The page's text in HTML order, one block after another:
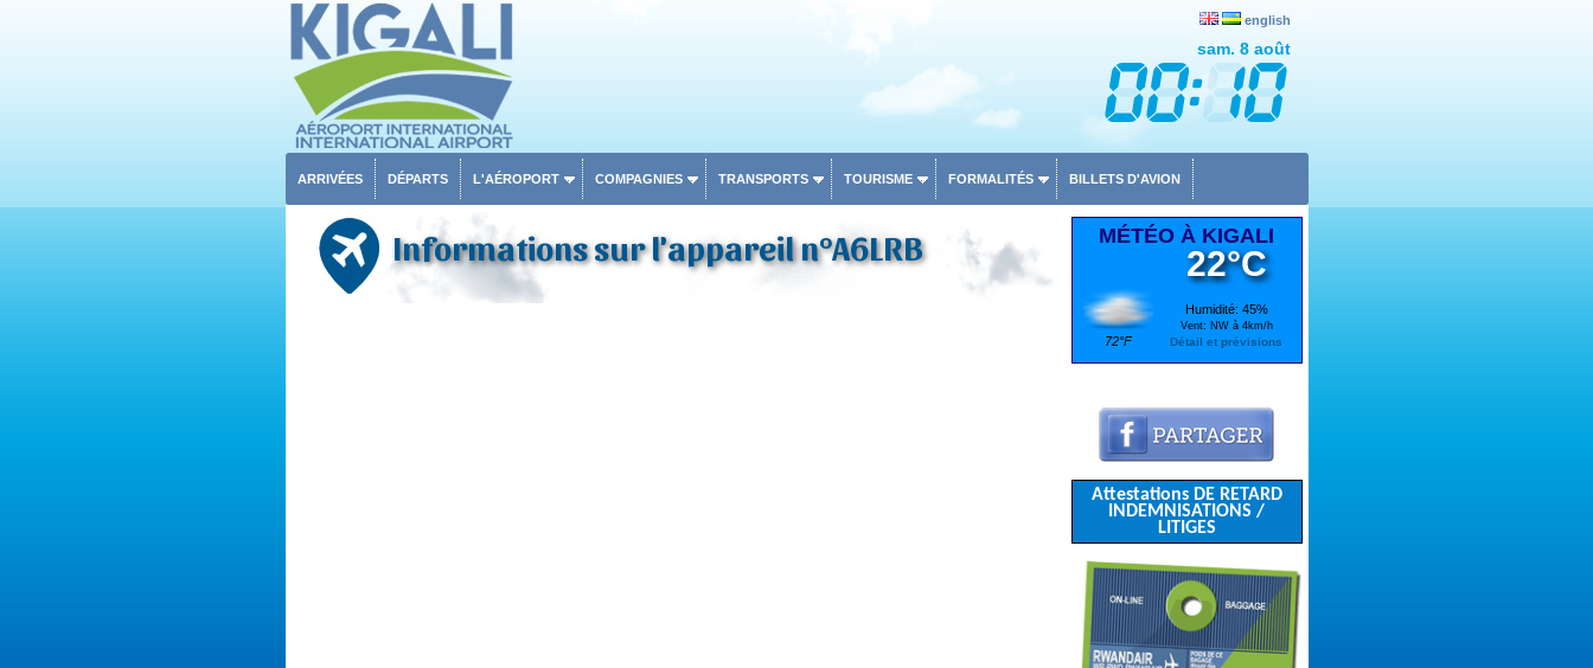
english
sam. 8 août
ARRIVÉES DÉPARTS L'AÉROPORT COMPAGNIES TRANSPORTS TOURISME FORMALITÉS BILLETS D'AVION
Informations sur l'appareil n°A6LRB MÉTÉO À KIGALI
72°F
22°C
Humidité: 45%
Vent: NW à 4km/h
Détail et prévisions
Attestations DE RETARD
INDEMNISATIONS /
LITIGES